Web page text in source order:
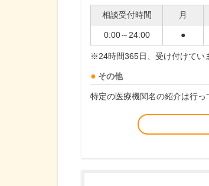
相談受付時間 月
0:00～24:00 ●
※24時間365日、受け付けてい
その他
特定の医療機関名の紹介は行っ